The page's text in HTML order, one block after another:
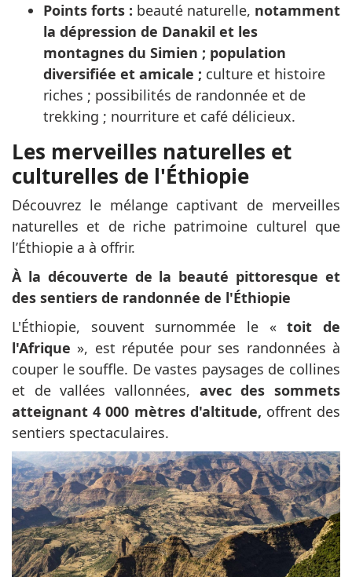
Points forts : beauté naturelle, notamment
la dépression de Danakil et les
montagnes du Simien ; population
diversifiée et amicale ; culture et histoire
riches ; possibilités de randonnée et de
trekking ; nourriture et café délicieux.
Les merveilles naturelles et
culturelles de l'Éthiopie
Découvrez le mélange captivant de merveilles
naturelles et de riche patrimoine culturel que
l’Éthiopie a à offrir.
À la découverte de la beauté pittoresque et
des sentiers de randonnée de l'Éthiopie
L'Éthiopie, souvent surnommée le «toit de
l'Afrique », est réputée pour ses randonnées à
couper le souffle. De vastes paysages de collines
et de vallées vallonnées, avec des sommets
atteignant 4 000 mètres d'altitude, offrent des
sentiers spectaculaires.